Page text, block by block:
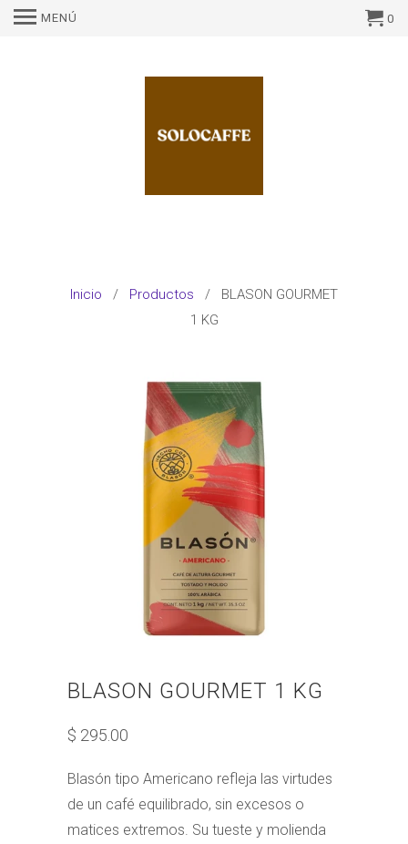
MENÚ 0
Inicio / Productos
/ BLASON GOURMET
1 KG
BLASON GOURMET 1 KG
$ 295.00
Blasón tipo Americano refleja las virtudes
de un café equilibrado, sin excesos o
matices extremos. Su tueste y molienda